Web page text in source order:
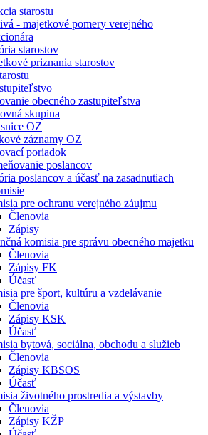
starostu
- majetkové pomery verejného
starostov
priznania starostov
obecného zastupiteľstva
skupina
OZ
záznamy OZ
poriadok
poslancov
poslancov a účasť na zasadnutiach
pre ochranu verejného záujmu
Členovia
Zápisy
komisia pre správu obecného majetku
Členovia
Zápisy FK
Účasť
pre šport, kultúru a vzdelávanie
Členovia
Zápisy KSK
Účasť
bytová, sociálna, obchodu a služieb
Členovia
Zápisy KBSOS
Účasť
životného prostredia a výstavby
Členovia
Zápisy KŽP